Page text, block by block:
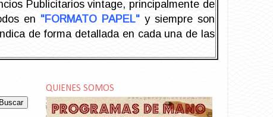
Publicitarios vintage, principalmente de
en "FORMATO PAPEL" y siempre son
de forma detallada en cada una de las
QUIENES SOMOS